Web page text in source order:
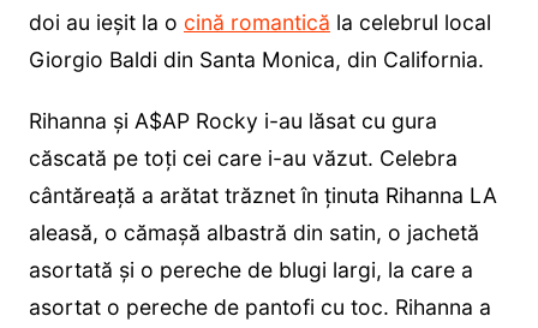
doi au ieșit la o cină romantică la celebrul local
Giorgio Baldi din Santa Monica, din California.
Rihanna și A$AP Rocky i-au lăsat cu gura
căscată pe toți cei care i-au văzut. Celebra
cântăreață a arătat trăznet în ținuta Rihanna LA
aleasă, o cămașă albastră din satin, o jachetă
asortată și o pereche de blugi largi, la care a
asortat o pereche de pantofi cu toc. Rihanna a